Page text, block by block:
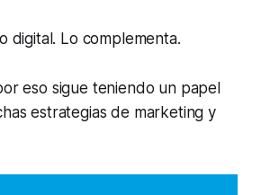
digital. Lo complementa.
eso sigue teniendo un papel
estrategias de marketing y